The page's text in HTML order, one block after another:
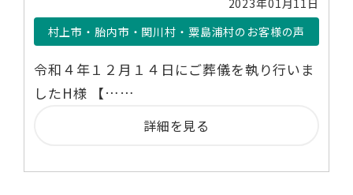
村上市・胎内市・関川村・粟島浦村のお客様の声
令和４年１２月１４日にご葬儀を執り行いま
したH様 【……
詳細を見る